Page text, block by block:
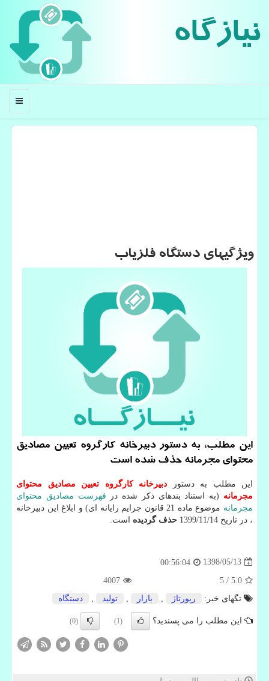
نیازگاه
منو
ویژگیهای دستگاه فلزیاب
این مطلب، به دستور دبیرخانه كارگروه تعیین مصادیق
محتوای مجرمانه حذف شده است
این مطلب به دستور دبیرخانه كارگروه تعیین مصادیق محتوای
مجرمانه (به استناد بندهای ذکر شده در فهرست مصادیق محتوای
مجرمانه
موضوع ماده 21 قانون جرایم رایانه ای) و ابلاغ این دبیرخانه
، در تاریخ 1399/11/14
حذف گردیده است.
1398/05/13
00:56:04
5.0
/
5
4007
تگهای خبر:
رپورتاژ بازار تولید دستگاه
این مطلب را می پسندید؟ (1)
(0)